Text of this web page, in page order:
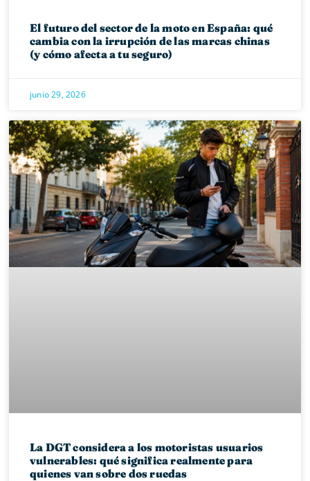
El futuro del sector de la moto en España: qué
cambia con la irrupción de las marcas chinas
(y cómo afecta a tu seguro)
junio 29, 2026
La DGT considera a los motoristas usuarios
vulnerables: qué significa realmente para
quienes van sobre dos ruedas